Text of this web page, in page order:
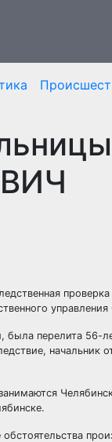
была перелита 56-
начальник